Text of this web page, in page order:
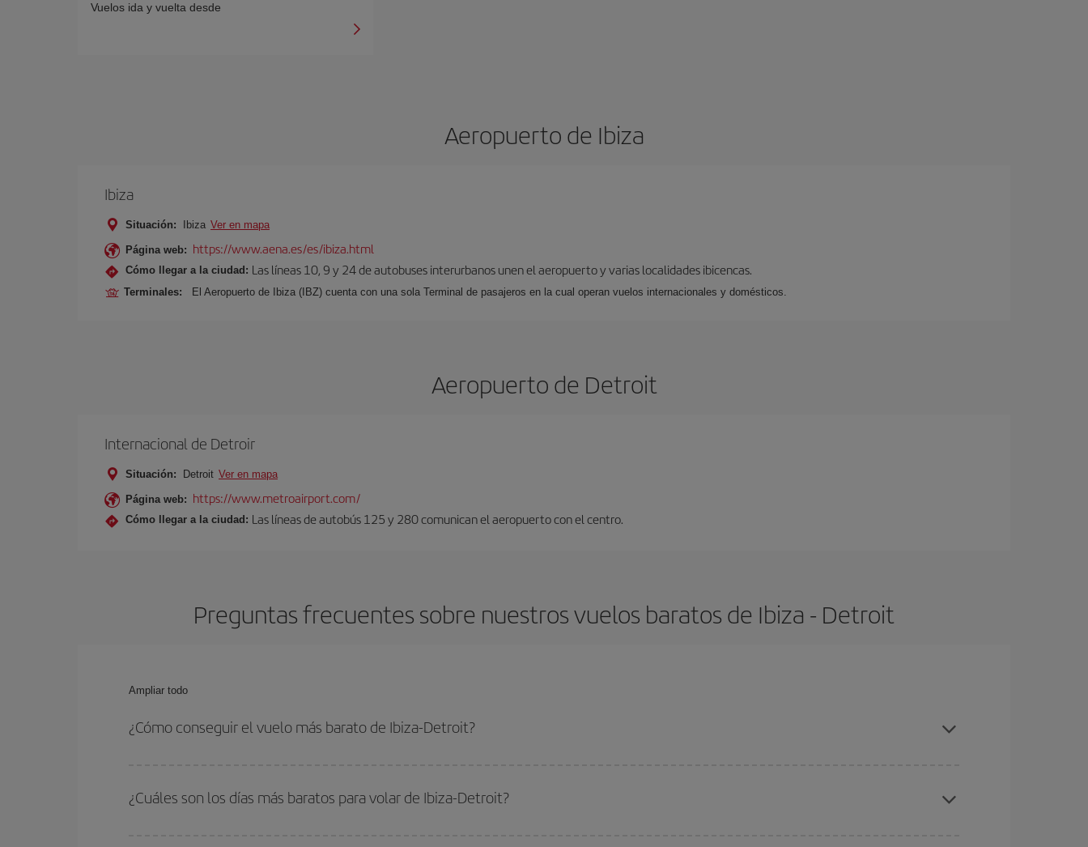
Vuelos ida y vuelta desde
Aeropuerto de Ibiza
Ibiza
Situación: Ibiza Ver en mapa
Página web: https://www.aena.es/es/ibiza.html
Cómo llegar a la ciudad: Las líneas 10, 9 y 24 de autobuses interurbanos unen el aeropuerto y varias localidades ibicencas.
Terminales: El Aeropuerto de Ibiza (IBZ) cuenta con una sola Terminal de pasajeros en la cual operan vuelos internacionales y domésticos.
Aeropuerto de Detroit
Internacional de Detroir
Situación: Detroit Ver en mapa
Página web: https://www.metroairport.com/
Cómo llegar a la ciudad: Las líneas de autobús 125 y 280 comunican el aeropuerto con el centro.
Preguntas frecuentes sobre nuestros vuelos baratos de Ibiza - Detroit
Ampliar todo
¿Cómo conseguir el vuelo más barato de Ibiza-Detroit?
fechas y horarios de ida y vuelta.
¿Cuáles son los días más baratos para volar de Ibiza-Detroit?